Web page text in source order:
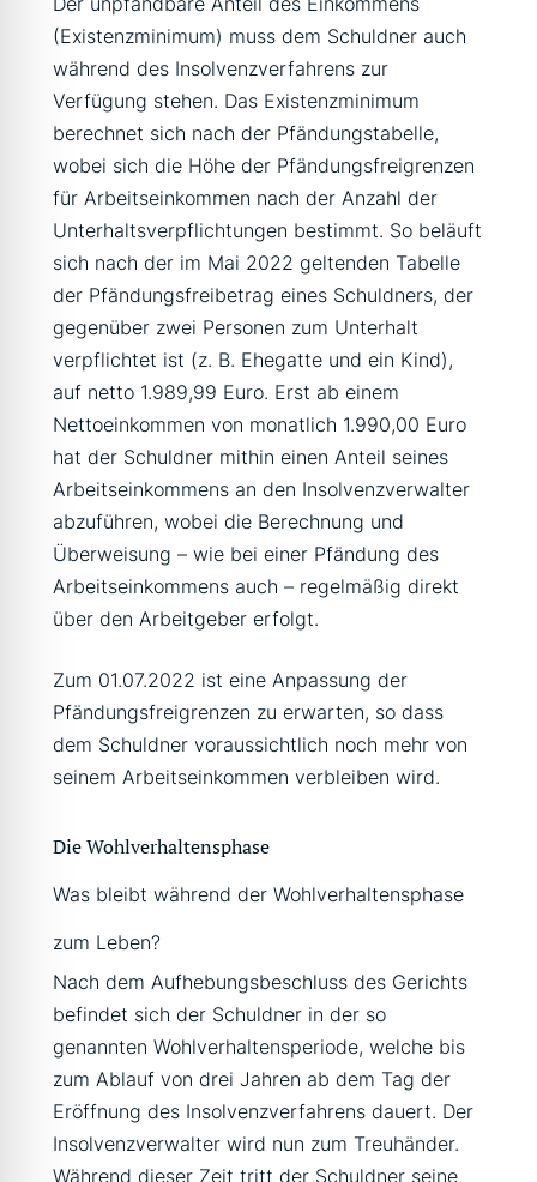
(Existenzminimum) muss dem Schuldner auch
während des Insolvenzverfahrens zur
Verfügung stehen. Das Existenzminimum
berechnet sich nach der Pfändungstabelle,
wobei sich die Höhe der Pfändungsfreigrenzen
für Arbeitseinkommen nach der Anzahl der
Unterhaltsverpflichtungen bestimmt. So beläuft
sich nach der im Mai 2022 geltenden Tabelle
der Pfändungsfreibetrag eines Schuldners, der
gegenüber zwei Personen zum Unterhalt
verpflichtet ist (z. B. Ehegatte und ein Kind),
auf netto 1.989,99 Euro. Erst ab einem
Nettoeinkommen von monatlich 1.990,00 Euro
hat der Schuldner mithin einen Anteil seines
Arbeitseinkommens an den Insolvenzverwalter
abzuführen, wobei die Berechnung und
Überweisung – wie bei einer Pfändung des
Arbeitseinkommens auch – regelmäßig direkt
über den Arbeitgeber erfolgt.
Zum 01.07.2022 ist eine Anpassung der
Pfändungsfreigrenzen zu erwarten, so dass
dem Schuldner voraussichtlich noch mehr von
seinem Arbeitseinkommen verbleiben wird.
Die Wohlverhaltensphase
Was bleibt während der Wohlverhaltensphase
zum Leben?
Nach dem Aufhebungsbeschluss des Gerichts
befindet sich der Schuldner in der so
genannten Wohlverhaltensperiode, welche bis
zum Ablauf von drei Jahren ab dem Tag der
Eröffnung des Insolvenzverfahrens dauert. Der
Insolvenzverwalter wird nun zum Treuhänder.
Während dieser Zeit tritt der Schuldner seine